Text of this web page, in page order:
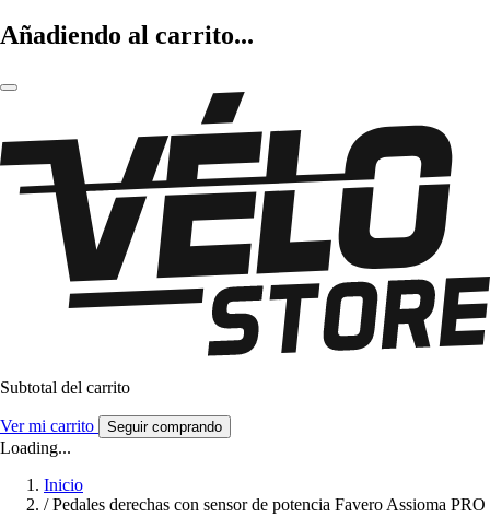
Añadiendo al carrito...
Subtotal del carrito
Ver mi carrito Seguir comprando
Loading...
Inicio
/ Pedales derechas con sensor de potencia Favero Assioma PRO